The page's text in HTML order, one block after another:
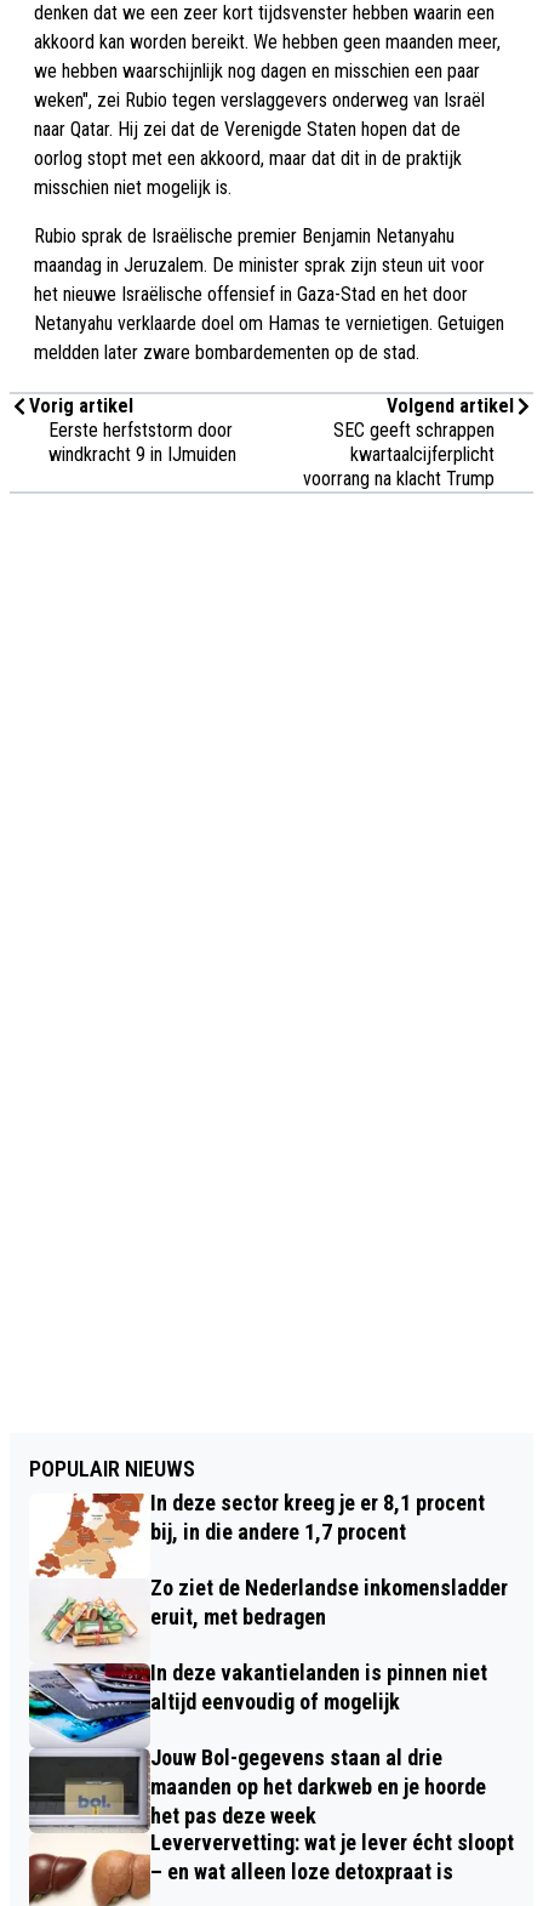
denken dat we een zeer kort tijdsvenster hebben waarin een
akkoord kan worden bereikt. We hebben geen maanden meer,
we hebben waarschijnlijk nog dagen en misschien een paar
weken", zei Rubio tegen verslaggevers onderweg van Israël
naar Qatar. Hij zei dat de Verenigde Staten hopen dat de
oorlog stopt met een akkoord, maar dat dit in de praktijk
misschien niet mogelijk is.
Rubio sprak de Israëlische premier Benjamin Netanyahu
maandag in Jeruzalem. De minister sprak zijn steun uit voor
het nieuwe Israëlische offensief in Gaza-Stad en het door
Netanyahu verklaarde doel om Hamas te vernietigen. Getuigen
meldden later zware bombardementen op de stad.
Vorig artikel
Eerste herfststorm door
windkracht 9 in IJmuiden
Volgend artikel
SEC geeft schrappen
kwartaalcijferplicht
voorrang na klacht Trump
POPULAIR NIEUWS
In deze sector kreeg je er 8,1 procent
bij, in die andere 1,7 procent
Zo ziet de Nederlandse inkomensladder
eruit, met bedragen
In deze vakantielanden is pinnen niet
altijd eenvoudig of mogelijk
Jouw Bol-gegevens staan al drie
maanden op het darkweb en je hoorde
het pas deze week
Leververvetting: wat je lever écht sloopt
– en wat alleen loze detoxpraat is